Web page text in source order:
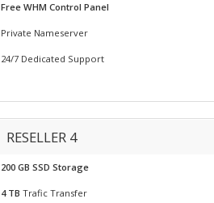
Free WHM Control Panel
Private Nameserver
24/7 Dedicated Support
RESELLER 4
200 GB SSD Storage
4 TB Trafic Transfer